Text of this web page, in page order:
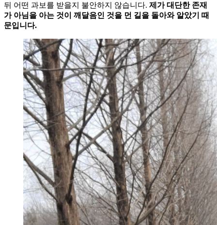
뒤 어떤 과보를 받을지 불안하지 않습니다. 제가 대단한 존재
가 아님을 아는 것이 깨달음인 것을 먼 길을 돌아와 알았기 때
문입니다.